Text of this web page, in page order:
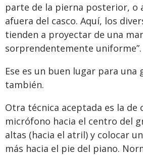
parte de la pierna posterior, o
afuera del casco. Aquí, los
tienden a proyectar de una
sorprendentemente uniforme”.
Ese es un buen lugar para una
también.
Otra técnica aceptada es la de
micrófono hacia el centro del
altas (hacia el atril) y colocar
más hacia el pie del piano.